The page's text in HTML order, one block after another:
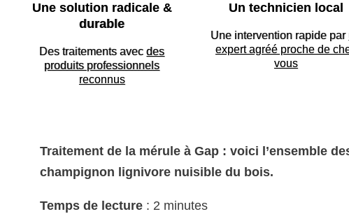
Une solution radicale &
durable
Des traitements avecdes
produits professionnels
reconnus
Un technicien local
Une intervention rapide par
expert agréé proche de
vous
Traitement de la mérule à Gap : voici l’ensemble
champignon lignivore nuisible du bois.
Temps de lecture : 2 minutes